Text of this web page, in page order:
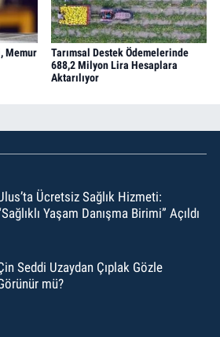
Memur
Tarımsal Destek Ödemelerinde
688,2 Milyon Lira Hesaplara
Aktarılıyor
Ücretsiz Sağlık Hizmeti:
Yaşam Danışma Birimi” Açıldı
Seddi Uzaydan Çıplak Gözle
mü?